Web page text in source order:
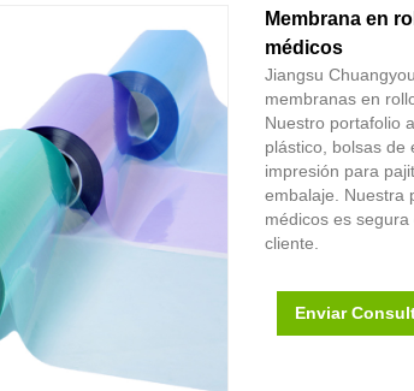
Membrana en
médicos
Jiangsu
membranas en
Nuestro portafolio
plástico, bolsas de
impresión para
embalaje. Nuestra
médicos es
cliente.
Enviar